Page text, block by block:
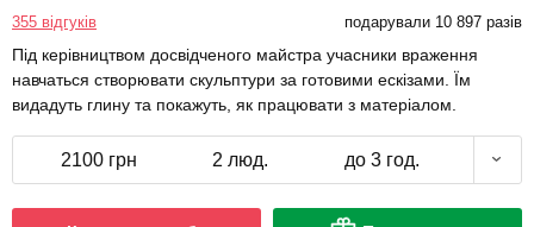
355 відгуків подарували 10 897 разів
Під керівництвом досвідченого майстра учасники враження
навчаться створювати скульптури за готовими ескізами. Їм
видадуть глину та покажуть, як працювати з матеріалом.
2100 грн 2 люд. до 3 год.